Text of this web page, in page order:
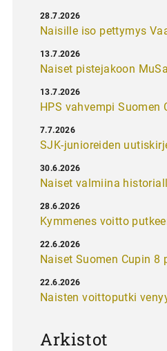
Naisille iso pettymys
28.7.2026
Naiset pistejakoon
13.7.2026
HPS vahvempi Suomen
13.7.2026
SJK-junioreiden
7.7.2026
Naiset valmiina
30.6.2026
Kymmenes voitto
28.6.2026
Naiset Suomen Cupin 8
22.6.2026
Naisten voittoputki
22.6.2026
Arkistot